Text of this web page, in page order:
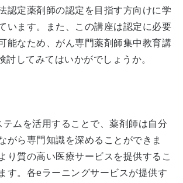
認定薬剤師の認定を目指す方向けに学
います。また、この講座は認定に必要
能なため、がん専門薬剤師集中教育講
討してみてはいかがでしょうか。
ムを活用することで、薬剤師は自分
がら専門知識を深めることができま
り質の高い医療サービスを提供するこ
す。各eラーニングサービスが提供す